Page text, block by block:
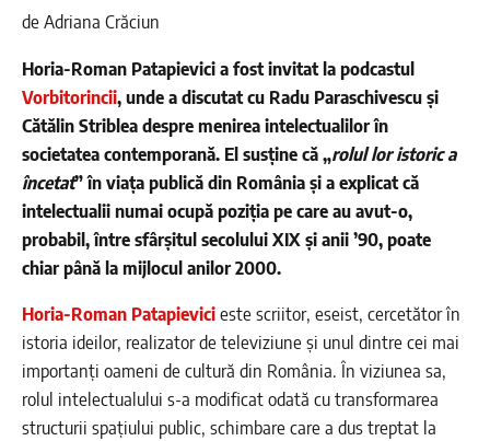
de Adriana Crăciun
Horia-Roman Patapievici a fost invitat la podcastul
Vorbitorincii, unde a discutat cu Radu Paraschivescu și
Cătălin Striblea despre menirea intelectualilor în
societatea contemporană. El susține că „rolul lor istoric a
încetat” în viața publică din România și a explicat că
intelectualii numai ocupă poziția pe care au avut-o,
probabil, între sfârșitul secolului XIX și anii ’90, poate
chiar până la mijlocul anilor 2000.
Horia-Roman Patapievicieste scriitor, eseist, cercetător în
istoria ideilor, realizator de televiziune și unul dintre cei mai
importanți oameni de cultură din România. În viziunea sa,
rolul intelectualului s-a modificat odată cu transformarea
structurii spațiului public, schimbare care a dus treptat la